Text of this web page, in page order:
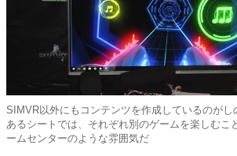
SIMVR以外にもコンテンツを作成しているのがし
あるシートでは、それぞれ別のゲームを楽しむこ
ームセンターのような雰囲気だ